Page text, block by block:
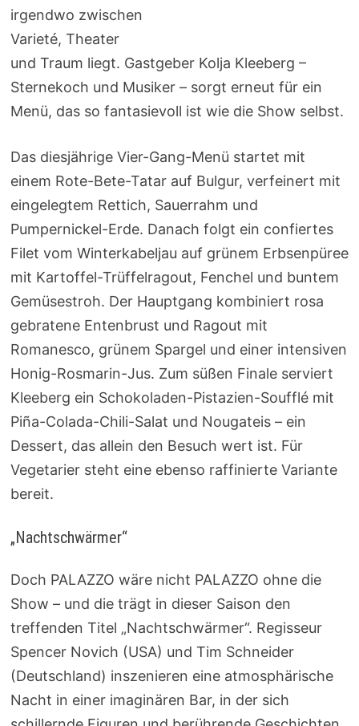
irgendwo zwischen
Varieté, Theater
und Traum liegt. Gastgeber Kolja Kleeberg –
Sternekoch und Musiker – sorgt erneut für ein
Menü, das so fantasievoll ist wie die Show selbst.
Das diesjährige Vier-Gang-Menü startet mit
einem Rote-Bete-Tatar auf Bulgur, verfeinert mit
eingelegtem Rettich, Sauerrahm und
Pumpernickel-Erde. Danach folgt ein confiertes
Filet vom Winterkabeljau auf grünem Erbsenpüree
mit Kartoffel-Trüffelragout, Fenchel und buntem
Gemüsestroh. Der Hauptgang kombiniert rosa
gebratene Entenbrust und Ragout mit
Romanesco, grünem Spargel und einer intensiven
Honig-Rosmarin-Jus. Zum süßen Finale serviert
Kleeberg ein Schokoladen-Pistazien-Soufflé mit
Piña-Colada-Chili-Salat und Nougateis – ein
Dessert, das allein den Besuch wert ist. Für
Vegetarier steht eine ebenso raffinierte Variante
bereit.
„Nachtschwärmer“
Doch PALAZZO wäre nicht PALAZZO ohne die
Show – und die trägt in dieser Saison den
treffenden Titel „Nachtschwärmer“. Regisseur
Spencer Novich (USA) und Tim Schneider
(Deutschland) inszenieren eine atmosphärische
Nacht in einer imaginären Bar, in der sich